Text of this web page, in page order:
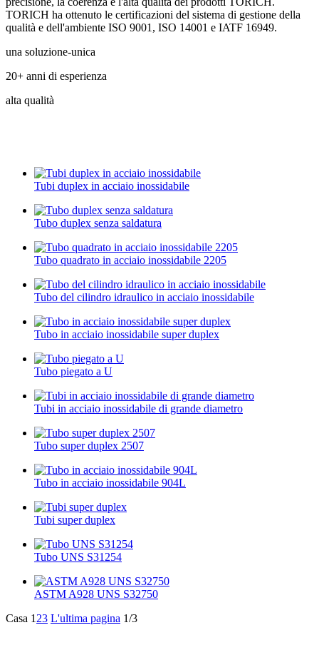
TORICH ha ottenuto le certificazioni del sistema di gestione della
qualità e dell'ambiente ISO 9001, ISO 14001 e IATF 16949.
una soluzione-unica
20+ anni di esperienza
alta qualità
Tubi duplex in acciaio inossidabile
Tubo duplex senza saldatura
Tubo quadrato in acciaio inossidabile 2205
Tubo del cilindro idraulico in acciaio inossidabile
Tubo in acciaio inossidabile super duplex
Tubo piegato a U
Tubi in acciaio inossidabile di grande diametro
Tubo super duplex 2507
Tubo in acciaio inossidabile 904L
Tubi super duplex
Tubo UNS S31254
ASTM A928 UNS S32750
Casa 1 23 L'ultima pagina 1/3